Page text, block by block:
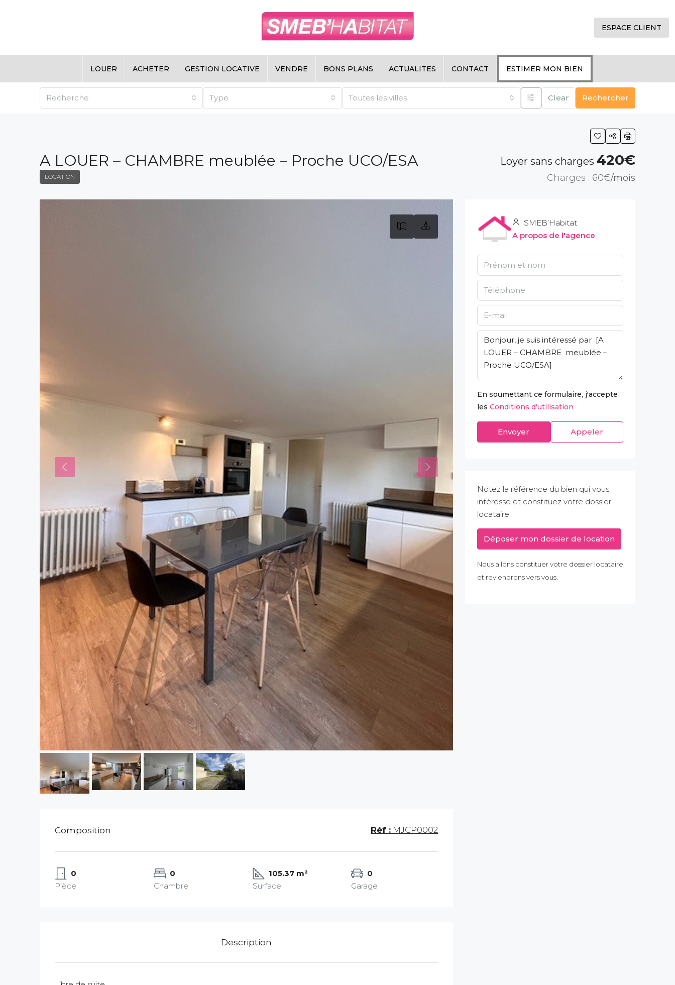
ESPACE CLIENT
LOUER ACHETER GESTION LOCATIVE VENDRE BONS PLANS ACTUALITES CONTACT ESTIMER MON BIEN
Recherche Type Toutes les villes Clear Rechercher
A LOUER – CHAMBRE meublée – Proche UCO/ESA
LOCATION
Loyer sans charges 420€
60€/mois
Composition Réf : MJCP0002
0
Pièce
0
Chambre
105.37 m²
Surface
0
Garage
Description
SMEB’Habitat
A propos de l'agence
En soumettant ce formulaire, j'accepte
les Conditions d'utilisation
Envoyer Appeler
Notez la référence du bien qui vous
intéresse et constituez votre dossier
locataire :
Déposer mon dossier de location
Nous allons constituer votre dossier locataire
et reviendrons vers vous.